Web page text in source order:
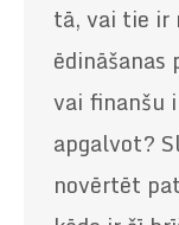
tā, vai tie ir
ēdināšanas
vai finanšu
apgalvot?
novērtēt